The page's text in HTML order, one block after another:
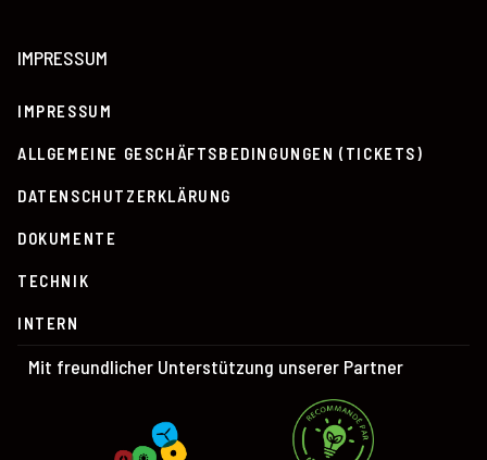
IMPRESSUM
IMPRESSUM
ALLGEMEINE GESCHÄFTSBEDINGUNGEN (TICKETS)
DATENSCHUTZERKLÄRUNG
DOKUMENTE
TECHNIK
INTERN
Mit freundlicher Unterstützung unserer Partner